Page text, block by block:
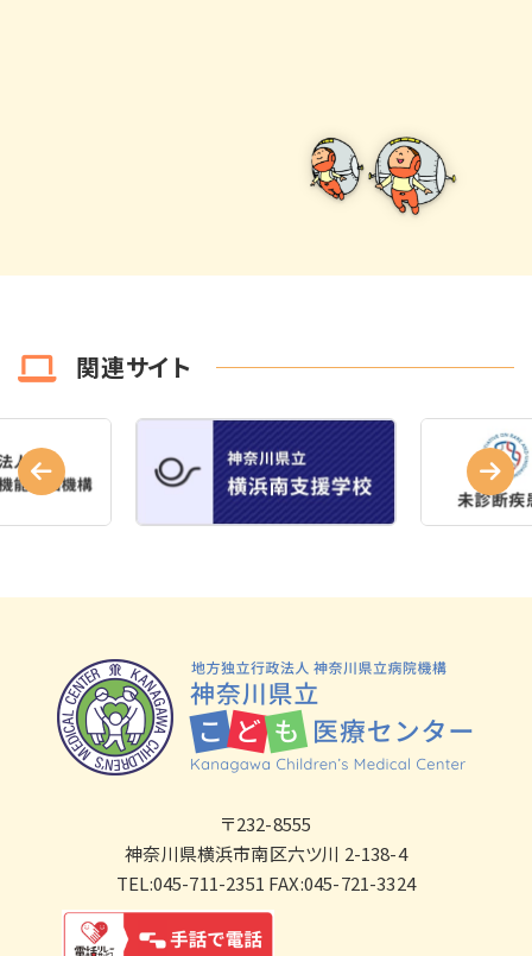
関連サイト
〒232-8555
神奈川県横浜市南区六ツ川 2-138-4
TEL:045-711-2351 FAX:045-721-3324